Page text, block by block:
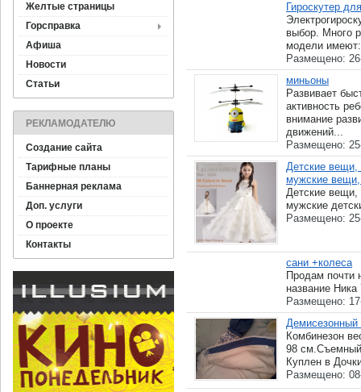
Желтые страницы
Горсправка
Афиша
Новости
Статьи
РЕКЛАМОДАТЕЛЮ
Создание сайта
Тарифные планы
Баннерная реклама
Доп. услуги
О проекте
Контакты
Гироскутер
выбор. Много
модели
Размещено:
миньоны
Развивает
активность
внимание
движений...
Размещено:
Детские
мужские
Детские
мужские
Размещено:
сани +колеса
Продам почти
название
Размещено:
Демисезонный
Комбинезон
98
Куплен в
Размещено: